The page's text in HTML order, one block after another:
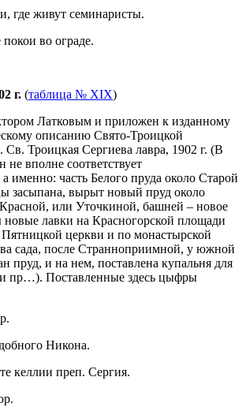
где живут семинаристы.
во ограде.
г. (таблица № XIX)
Латковым и приложен к изданному
описанию Свято-Троицкой
Троицкая Сергиева лавра, 1902 г. (В
не вполне соответствует
а именно: часть Белого пруда около Старой
засыпана, вырыт новый пруд около
или Уточкиной, башней – новое
новые лавки на Красногорской площади
церкви и по монастырской
сада, после Странноприимной, у южной
пруд, и на нем, поставлена купальня для
пр…). Поставленные здесь цыфры
Никона.
келлии преп. Сергия.